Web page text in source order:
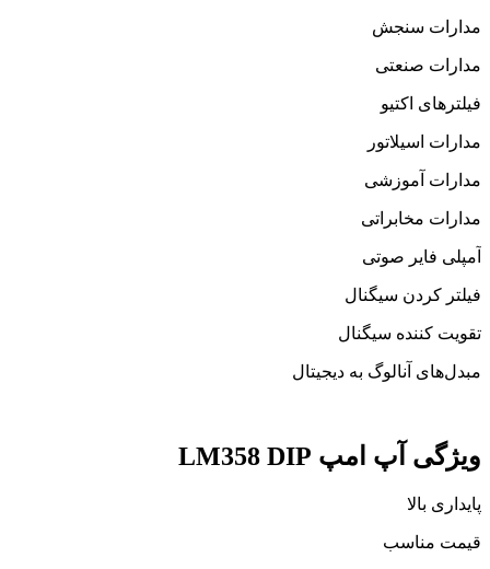
مدارات سنجش
مدارات صنعتی
فیلترهای اکتیو
مدارات اسیلاتور
مدارات آموزشی
مدارات مخابراتی
آمپلی فایر صوتی
فیلتر کردن سیگنال
تقویت کننده سیگنال
مبدل‌های آنالوگ به دیجیتال
ویژگی آپ امپ LM358 DIP
پایداری بالا
قیمت مناسب